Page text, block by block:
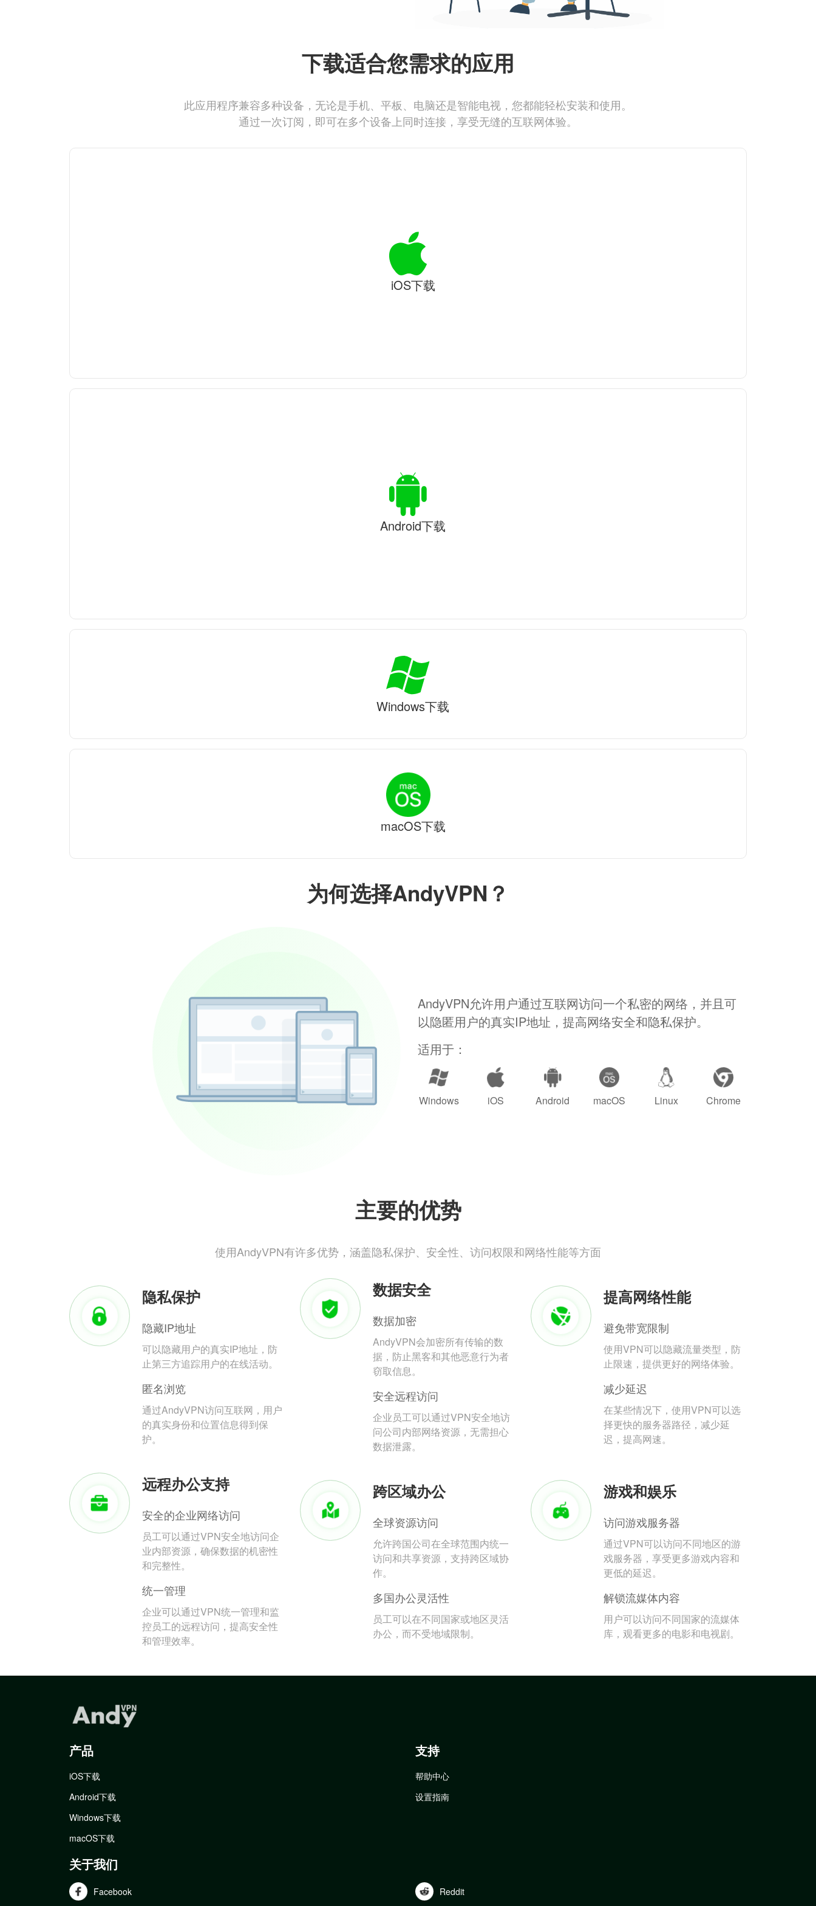
为何选择AndyVPN？
AndyVPN允许用户通过互联网访问一个私密的网络，并且可
以隐匿用户的真实IP地址，提高网络安全和隐私保护。
适用于：
Windows iOS Android macOS Linux Chrome
主要的优势
使用AndyVPN有许多优势，涵盖隐私保护、安全性、访问权限和网络性能等方面
隐私保护
隐藏IP地址
可以隐藏用户的真实IP地址，防
止第三方追踪用户的在线活动。
匿名浏览
通过AndyVPN访问互联网，用户
的真实身份和位置信息得到保
护。
数据安全
数据加密
AndyVPN会加密所有传输的数
据，防止黑客和其他恶意行为者
窃取信息。
安全远程访问
企业员工可以通过VPN安全地访
问公司内部网络资源，无需担心
数据泄露。
提高网络性能
避免带宽限制
使用VPN可以隐藏流量类型，防
止限速，提供更好的网络体验。
减少延迟
在某些情况下，使用VPN可以选
择更快的服务器路径，减少延
迟，提高网速。
远程办公支持
安全的企业网络访问
员工可以通过VPN安全地访问企
业内部资源，确保数据的机密性
和完整性。
统一管理
企业可以通过VPN统一管理和监
控员工的远程访问，提高安全性
和管理效率。
跨区域办公
全球资源访问
允许跨国公司在全球范围内统一
访问和共享资源，支持跨区域协
作。
多国办公灵活性
员工可以在不同国家或地区灵活
办公，而不受地域限制。
游戏和娱乐
访问游戏服务器
通过VPN可以访问不同地区的游
戏服务器，享受更多游戏内容和
更低的延迟。
解锁流媒体内容
用户可以访问不同国家的流媒体
库，观看更多的电影和电视剧。
下载适合您需求的应用
此应用程序兼容多种设备，无论是手机、平板、电脑还是智能电视，您都能轻松安装和使用。
通过一次订阅，即可在多个设备上同时连接，享受无缝的互联网体验。
iOS下载
Android下载
Windows下载
macOS下载
产品
iOS下载
Android下载
Windows下载
macOS下载
支持
帮助中心
设置指南
关于我们
Facebook Reddit